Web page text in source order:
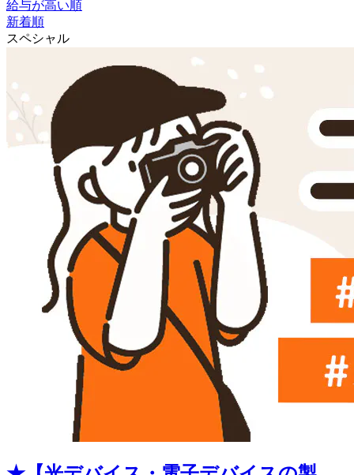
給与が高い順
新着順
スペシャル